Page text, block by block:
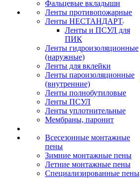
Фальцевые вкладыши
Ленты противопожарные
Ленты НЕСТАНДАРТ
Ленты и ПСУЛ для
ПИК
Ленты гидроизоляционные
(наружные)
Ленты для вклейки
Ленты пароизоляционные
(внутренние)
Ленты полнобутиловые
Ленты ПСУЛ
Ленты уплотнительные
Мембраны, паронит
Всесезонные монтажные
пены
Зимние монтажные пены
Летние монтажные пены
Специализированные пены